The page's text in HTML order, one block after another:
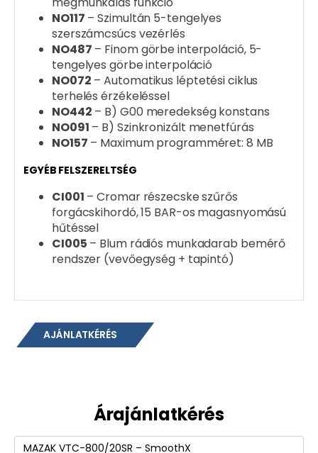
NO117 – Szimultán 5-tengelyes
szerszámcsúcs vezérlés
NO487 – Finom görbe interpoláció, 5-
tengelyes görbe interpoláció
NO072 – Automatikus léptetési ciklus
terhelés érzékeléssel
NO442 – B) G00 meredekség konstans
NO091 – B) Szinkronizált menetfúrás
NO157 – Maximum programméret: 8 MB
EGYÉB FELSZERELTSÉG
CI001 – Cromar részecske szűrős
forgácskihordó, 15 BAR-os magasnyomású
hűtéssel
CI005 – Blum rádiós munkadarab bemérő
rendszer (vevőegység + tapintó)
AJÁNLATKÉRÉS
Árajánlatkérés
Termék(erforderlich)